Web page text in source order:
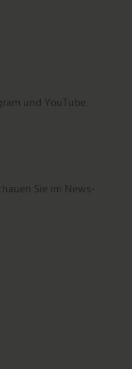
und YouTube.
Sie im News-